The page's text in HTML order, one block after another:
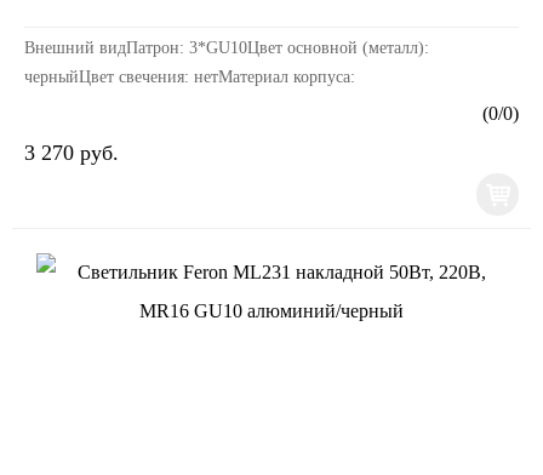
Внешний видПатрон: 3*GU10Цвет основной (металл):
черныйЦвет свечения: нетМатериал корпуса:
алюминийРазмерыДлина изделия, мм: 300Ширина изделия, мм:
(0/0)
3 270 руб.